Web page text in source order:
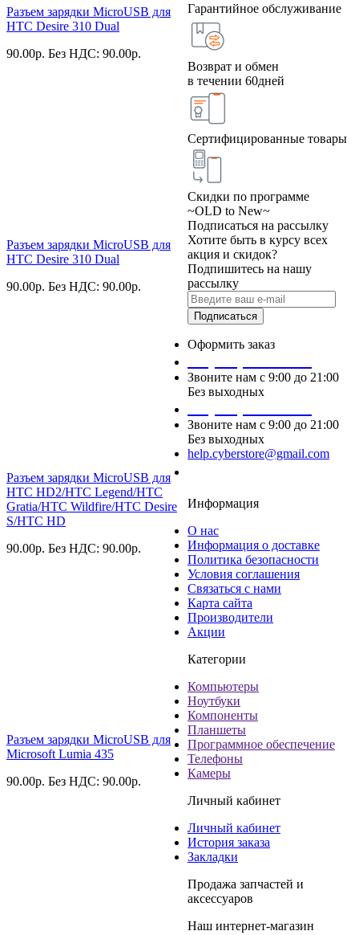
Разъем зарядки MicroUSB для
HTC Desire 310 Dual
90.00р. Без НДС: 90.00р.
Разъем зарядки MicroUSB для
HTC Desire 310 Dual
90.00р. Без НДС: 90.00р.
Разъем зарядки MicroUSB для
HTC HD2/HTC Legend/HTC
Gratia/HTC Wildfire/HTC Desire
S/HTC HD
90.00р. Без НДС: 90.00р.
Разъем зарядки MicroUSB для
Microsoft Lumia 435
90.00р. Без НДС: 90.00р.
Гарантийное обслуживание
Возврат и обмен
в течении 60дней
Сертифицированные товары
Скидки по программе
~OLD to New~
Подписаться на рассылку
Хотите быть в курсу всех
акция и скидок?
Подпишитесь на нашу
рассылку
Подписаться
Оформить заказ
Звоните нам с 9:00 до 21:00
Без выходных
Звоните нам с 9:00 до 21:00
Без выходных
help.cyberstore@gmail.com
Информация
О нас
Информация о доставке
Политика безопасности
Условия соглашения
Связаться с нами
Карта сайта
Производители
Акции
Категории
Компьютеры
Ноутбуки
Компоненты
Планшеты
Программное обеспечение
Телефоны
Камеры
Личный кабинет
Личный кабинет
История заказа
Закладки
Продажа запчастей и
аксессуаров
Наш интернет-магазин